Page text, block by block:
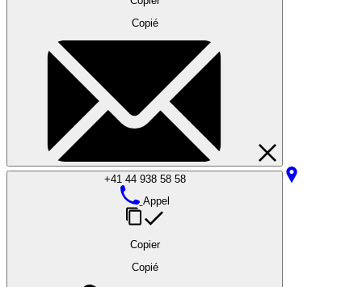
Copié
+41 44 938 58 58
Appel
Copier
Copié